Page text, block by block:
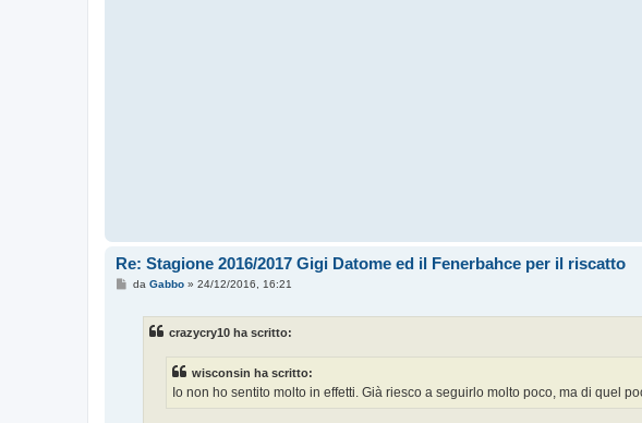
Re: Stagione 2016/2017 Gigi Datome ed il Fenerbahce per il riscatto
Mda Gabbo» 24/12/2016, 16:21
crazycry10 ha scritto:
wisconsin ha scritto:
Io non ho sentito molto in effetti. Già riesco a seguirlo molto poco, ma di quel